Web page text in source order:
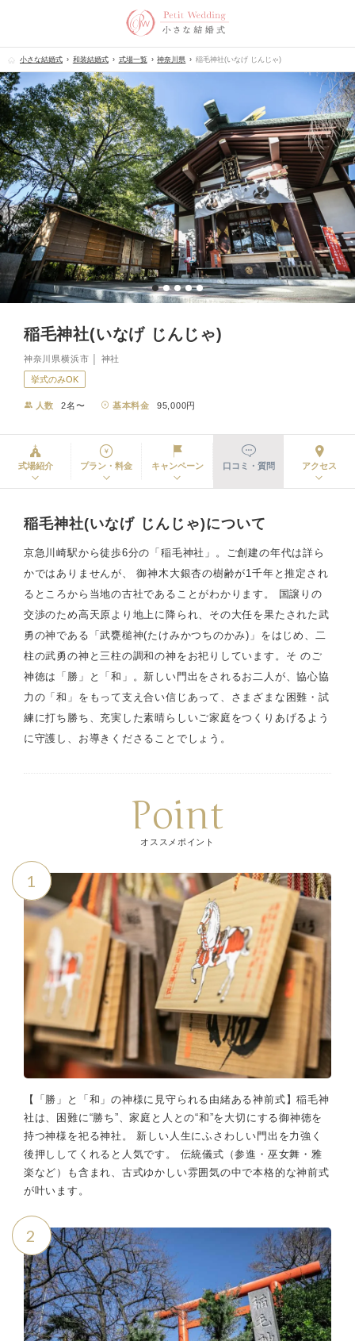
小さな結婚式 和装結婚式 式場一覧 神奈川県 稲毛神社(いなげ じんじゃ)
稲毛神社(いなげ じんじゃ)
神奈川県横浜市 │ 神社
挙式のみOK
人数 2名〜 基本料金 95,000円
式場紹介 プラン・料金 キャンペーン 口コミ・質問 アクセス
稲毛神社(いなげ じんじゃ)について
京急川崎駅から徒歩6分の「稲毛神社」。ご創建の年代は詳ら
かではありませんが、 御神木大銀杏の樹齢が1千年と推定され
るところから当地の古社であることがわかります。 国譲りの
交渉のため高天原より地上に降られ、その大任を果たされた武
勇の神である「武甕槌神(たけみかつちのかみ)」をはじめ、二
柱の武勇の神と三柱の調和の神をお祀りしています。そ のご
神徳は「勝」と「和」。新しい門出をされるお二人が、協心協
力の「和」をもって支え合い信じあって、さまざまな困難・試
練に打ち勝ち、充実した素晴らしいご家庭をつくりあげるよう
に守護し、お導きくださることでしょう。
Point
オススメポイント
1
【「勝」と「和」の神様に見守られる由緒ある神前式】稲毛神
社は、困難に“勝ち”、家庭と人との“和”を大切にする御神徳を
持つ神様を祀る神社。 新しい人生にふさわしい門出を力強く
後押ししてくれると人気です。 伝統儀式（参進・巫女舞・雅
楽など）も含まれ、古式ゆかしい雰囲気の中で本格的な神前式
が叶います。
2